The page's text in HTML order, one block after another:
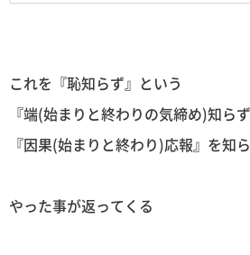
これを『恥知らず』という
『端(始まりと終わりの気締め)知ら
『因果(始まりと終わり)応報』を知
やった事が返ってくる